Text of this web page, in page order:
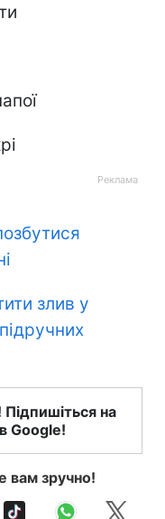
злив у
на
Google!
вам зручно!